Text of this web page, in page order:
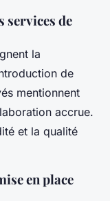
services de
la
de
mentionnent
accrue.
et la qualité
en place